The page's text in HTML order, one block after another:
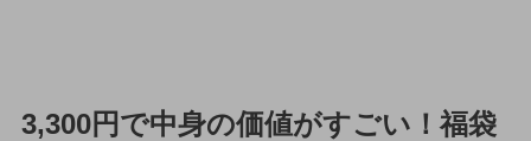
3,300円で中身の価値がすごい！福袋